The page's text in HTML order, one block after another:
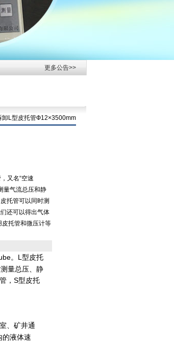
更多公告>>
卸L型皮托管Ф12×3500mm
又名“空速
量气流总压和静
托管可以同时测
还可以得出气体
托管和微压计等
。L型皮托
量总压、静
，S型皮托
、矿井通
的液体速